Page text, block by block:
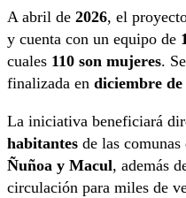
A abril de 2026, el
y cuenta con un equipo de
cuales 110 son mujeres.
finalizada en diciembre de
La iniciativa beneficiará
habitantes de las comunas
Ñuñoa y Macul, además
circulación para miles de